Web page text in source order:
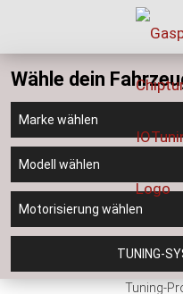
Wähle dein
TUNING-
Tuning-